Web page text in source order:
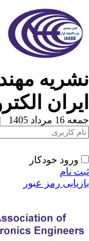
مرداد 1405 |
ورود خودکار
نام
رمز عبور